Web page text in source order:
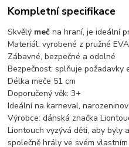
Kompletní specifikace
Skvělý meč na hraní, je ideální
Materiál: vyrobené z pružné
Zábavné, bezpečné a odolné
Bezpečnost: splňuje požadavky
Délka meče 51 cm
Doporučený věk: 3+
Ideální na karneval,
Výrobce: dánská značka
Liontouch vyzývá děti, aby byly
společně hrály ve svém